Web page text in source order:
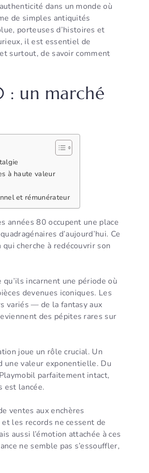
dans un monde où
de simples antiquités
porteuses d’histoires et
il est essentiel de
surtout, de savoir comment
: un marché
à haute valeur
et rémunérateur
années 80 occupent une place
d’aujourd’hui. Ce
cherche à redécouvrir son
incarnent une période où
devenues iconiques. Les
variés — de la fantasy aux
des pépites rares sur
joue un rôle crucial. Un
une valeur exponentielle. Du
parfaitement intact,
est lancée.
ventes aux enchères
les records ne cessent de
aussi l’émotion attachée à ces
ne semble pas s’essouffler,